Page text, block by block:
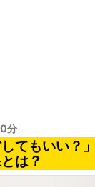
分
してもいい？
は？